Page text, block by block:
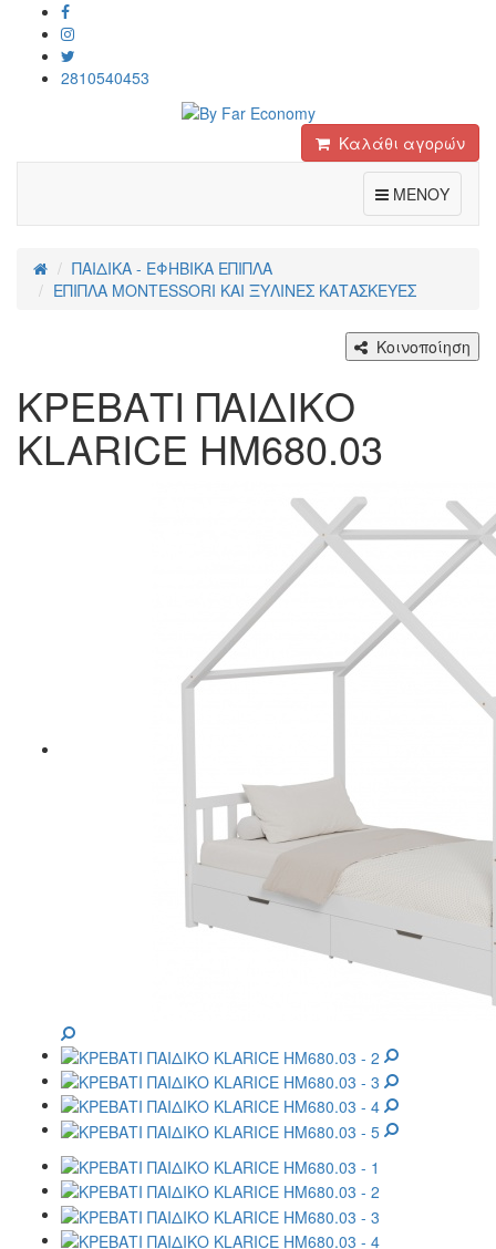
2810540453
Καλάθι αγορών
ΜΕΝΟΥ
ΠΑΙΔΙΚΑ - ΕΦΗΒΙΚΑ ΕΠΙΠΛΑ
ΕΠΙΠΛΑ MONTESSORI ΚΑΙ ΞΥΛΙΝΕΣ ΚΑΤΑΣΚΕΥΕΣ
Κοινοποίηση
ΚΡΕΒΑΤΙ ΠΑΙΔΙΚΟ
KLARICE HM680.03